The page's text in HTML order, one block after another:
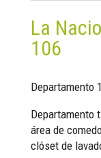
La
106
Departamento
Departamento
área de
clóset de